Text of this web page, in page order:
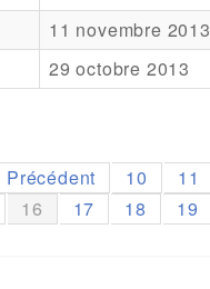
11 novembre 2013
29 octobre 2013
Précédent 10 11
16 17 18 19